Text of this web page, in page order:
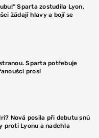
Sparta zostudila Lyon,
žádají hlavy a bojí se
Sparta potřebuje
prosí
Nová posila při debutu snů
proti Lyonu a nadchla